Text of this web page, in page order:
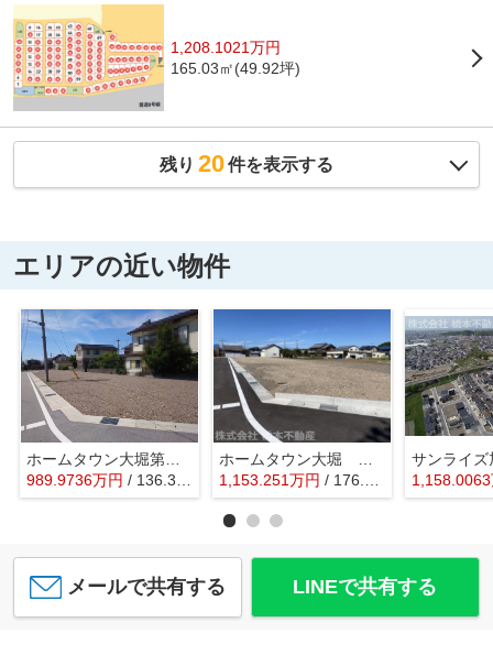
1,208.1021万円
165.03㎡(49.92坪)
残り 20件を表示する
エリアの近い物件
ホームタウン大堀第Ⅳ期
989.9736万円 / 136.36㎡
1,153.251万円 / 176.50㎡
サンライズ
1,158.0063
メールで共有する LINEで共有する